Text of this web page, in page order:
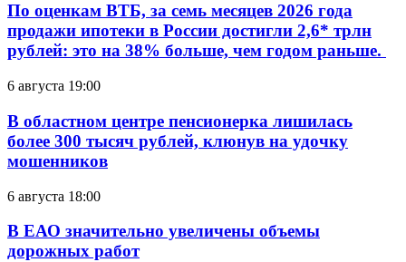
По оценкам ВТБ, за семь месяцев 2026 года
продажи ипотеки в России достигли 2,6* трлн
рублей: это на 38% больше, чем годом раньше.
6 августа 19:00
В областном центре пенсионерка лишилась
более 300 тысяч рублей, клюнув на удочку
мошенников
6 августа 18:00
В ЕАО значительно увеличены объемы
дорожных работ